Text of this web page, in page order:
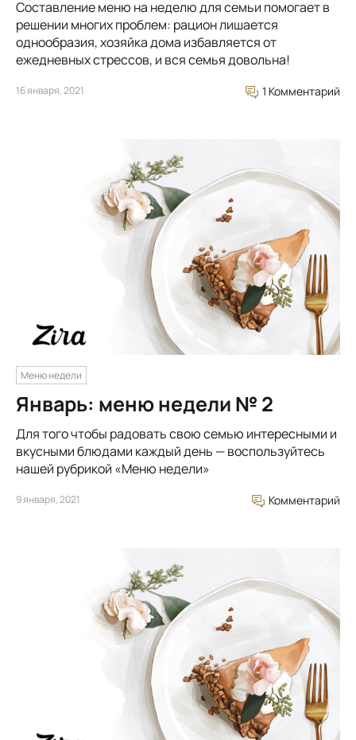
Составление меню на неделю для семьи помогает в
решении многих проблем: рацион лишается
однообразия, хозяйка дома избавляется от
ежедневных стрессов, и вся семья довольна!
16 января, 2021 1 Комментарий
Меню недели
Январь: меню недели № 2
Для того чтобы радовать свою семью интересными и
вкусными блюдами каждый день — воспользуйтесь
нашей рубрикой «Меню недели»
9 января, 2021 Комментарий